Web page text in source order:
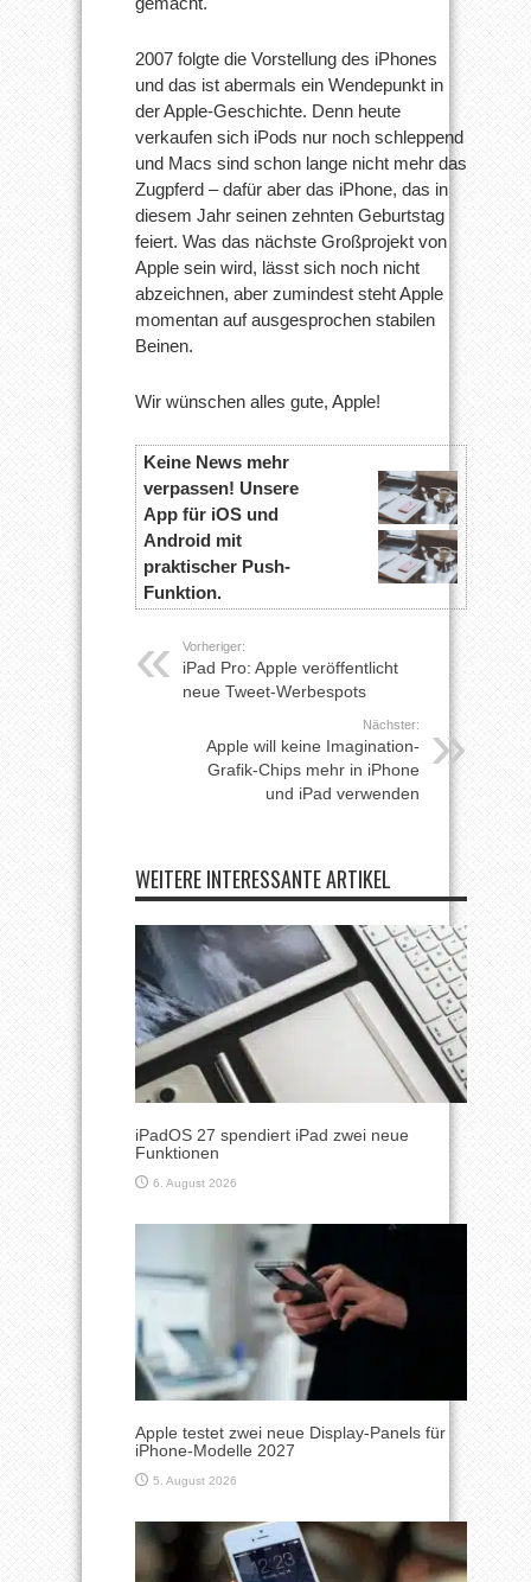
2007 folgte die Vorstellung des iPhones
und das ist abermals ein Wendepunkt in
der Apple-Geschichte. Denn heute
verkaufen sich iPods nur noch schleppend
und Macs sind schon lange nicht mehr das
Zugpferd – dafür aber das iPhone, das in
diesem Jahr seinen zehnten Geburtstag
feiert. Was das nächste Großprojekt von
Apple sein wird, lässt sich noch nicht
abzeichnen, aber zumindest steht Apple
momentan auf ausgesprochen stabilen
Beinen.
Wir wünschen alles gute, Apple!
Keine News mehr
verpassen! Unsere
App für iOS und
Android mit
praktischer Push-
Funktion.
Vorheriger:
iPad Pro: Apple veröffentlicht
neue Tweet-Werbespots
Nächster:
Apple will keine Imagination-
Grafik-Chips mehr in iPhone
und iPad verwenden
WEITERE INTERESSANTE ARTIKEL
iPadOS 27 spendiert iPad zwei neue
Funktionen
6. August 2026
Apple testet zwei neue Display-Panels für
iPhone-Modelle 2027
5. August 2026